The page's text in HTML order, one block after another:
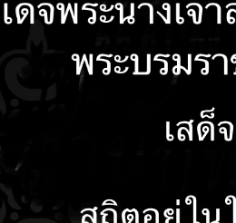
รายงานผลการบริหารแ
21 กุมภาพันธ์ 2568